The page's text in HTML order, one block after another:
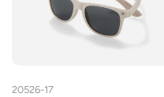
20526-17